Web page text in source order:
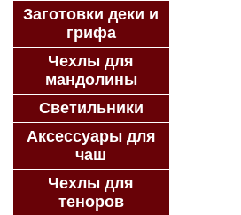
Заготовки деки и
грифа
Чехлы для
мандолины
Светильники
Аксессуары для
чаш
Чехлы для
теноров